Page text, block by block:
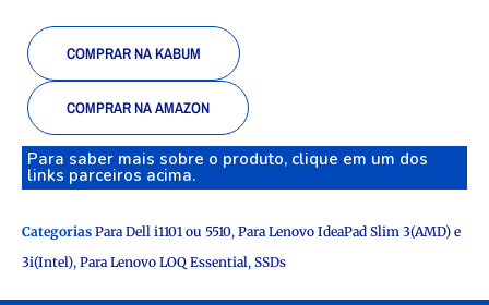
COMPRAR NA KABUM
COMPRAR NA AMAZON
Para saber mais sobre o produto, clique em um dos
links parceiros acima.
Categorias Para Dell i1101 ou 5510, Para Lenovo IdeaPad Slim 3(AMD) e
3i(Intel), Para Lenovo LOQ Essential, SSDs